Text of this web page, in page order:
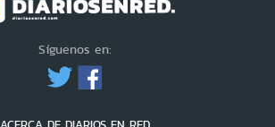
Síguenos en: